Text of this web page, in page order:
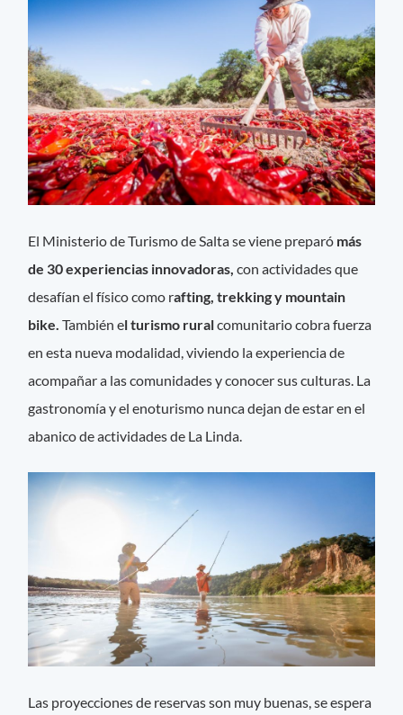
El Ministerio de Turismo de Salta se viene preparó más
de 30 experiencias innovadoras,con actividades que
desafían el físico como rafting, trekking y mountain
bike. También el turismo ruralcomunitario cobra fuerza
en esta nueva modalidad, viviendo la experiencia de
acompañar a las comunidades y conocer sus culturas. La
gastronomía y el enoturismo nunca dejan de estar en el
abanico de actividades de La Linda.
Las proyecciones de reservas son muy buenas, se espera